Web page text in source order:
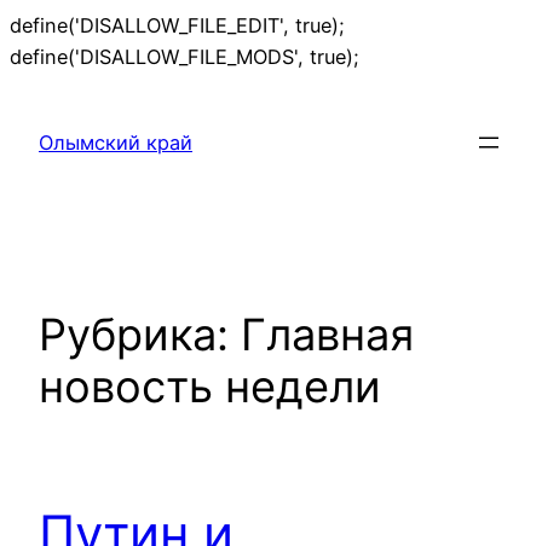
define('DISALLOW_FILE_EDIT', true);
define('DISALLOW_FILE_MODS', true);
Олымский край
Рубрика: Главная
новость недели
Путин и